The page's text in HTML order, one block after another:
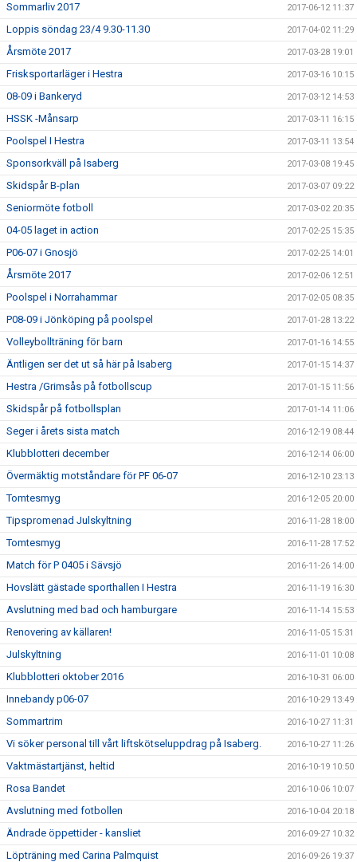
Sommarliv 2017 2017-06-12 11:37
Loppis söndag 23/4 9.30-11.30 2017-04-02 11:29
Årsmöte 2017 2017-03-28 19:01
Frisksportarläger i Hestra 2017-03-16 10:15
08-09 i Bankeryd 2017-03-12 14:53
HSSK -Månsarp 2017-03-11 16:15
Poolspel I Hestra 2017-03-11 13:54
Sponsorkväll på Isaberg 2017-03-08 19:45
Skidspår B-plan 2017-03-07 09:22
Seniormöte fotboll 2017-03-02 20:35
04-05 laget in action 2017-02-25 15:35
P06-07 i Gnosjö 2017-02-25 14:01
Årsmöte 2017 2017-02-06 12:51
Poolspel i Norrahammar 2017-02-05 08:35
P08-09 i Jönköping på poolspel 2017-01-28 13:22
Volleybollträning för barn 2017-01-16 14:55
Äntligen ser det ut så här på Isaberg 2017-01-15 14:37
Hestra /Grimsås på fotbollscup 2017-01-15 11:56
Skidspår på fotbollsplan 2017-01-14 11:06
Seger i årets sista match 2016-12-19 08:44
Klubblotteri december 2016-12-14 06:00
Övermäktig motståndare för PF 06-07 2016-12-10 23:13
Tomtesmyg 2016-12-05 20:00
Tipspromenad Julskyltning 2016-11-28 18:00
Tomtesmyg 2016-11-28 17:52
Match för P 0405 i Sävsjö 2016-11-26 14:00
Hovslätt gästade sporthallen I Hestra 2016-11-19 16:30
Avslutning med bad och hamburgare 2016-11-14 15:53
Renovering av källaren! 2016-11-05 15:31
Julskyltning 2016-11-01 10:08
Klubblotteri oktober 2016 2016-10-31 06:00
Innebandy p06-07 2016-10-29 13:49
Sommartrim 2016-10-27 11:31
Vi söker personal till vårt liftskötseluppdrag på Isaberg. 2016-10-27 11:26
Vaktmästartjänst, heltid 2016-10-19 10:50
Rosa Bandet 2016-10-06 10:07
Avslutning med fotbollen 2016-10-04 20:18
Ändrade öppettider - kansliet 2016-09-27 10:32
Löpträning med Carina Palmquist 2016-09-26 19:37